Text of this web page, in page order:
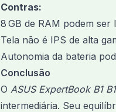
Contras:
8 GB de RAM podem ser
Tela não é IPS de alta
Autonomia da bateria
Conclusão
O ASUS ExpertBook B1
intermediária. Seu